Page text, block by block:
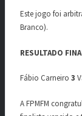
Este jogo foi
Branco).
RESULTADO
Fábio Carneiro 3
A FPMFM